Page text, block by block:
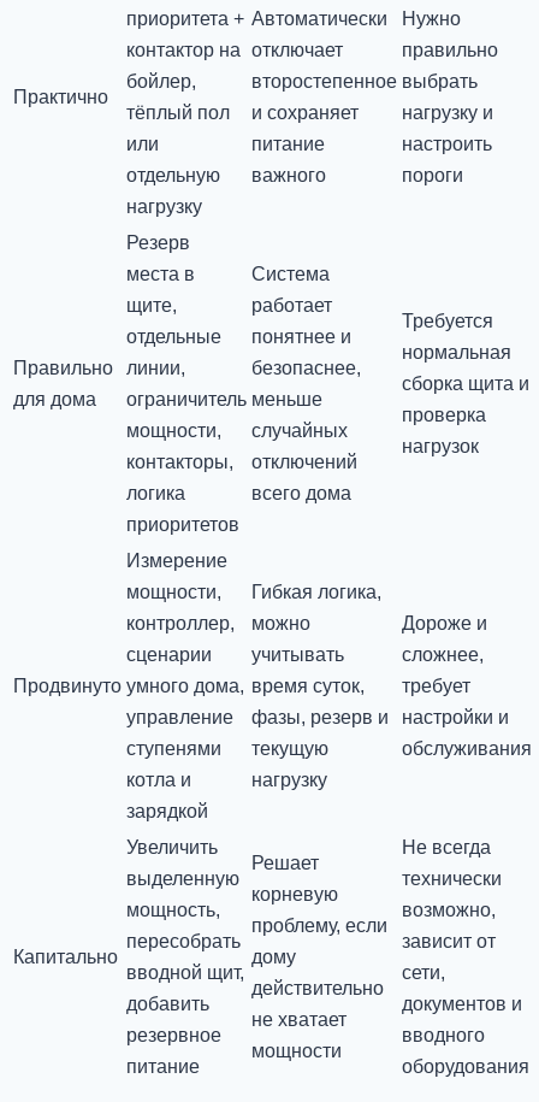
Практично
приоритета +
контактор на
бойлер,
тёплый пол
или
отдельную
нагрузку
Автоматически
отключает
второстепенное
и сохраняет
питание
важного
Нужно
правильно
выбрать
нагрузку и
настроить
пороги
Правильно
для дома
Резерв
места в
щите,
отдельные
линии,
ограничитель
мощности,
контакторы,
логика
приоритетов
Система
работает
понятнее и
безопаснее,
меньше
случайных
отключений
всего дома
Требуется
нормальная
сборка щита и
проверка
нагрузок
Продвинуто
Измерение
мощности,
контроллер,
сценарии
умного дома,
управление
ступенями
котла и
зарядкой
Гибкая логика,
можно
учитывать
время суток,
фазы, резерв и
текущую
нагрузку
Дороже и
сложнее,
требует
настройки и
обслуживания
Капитально
Увеличить
выделенную
мощность,
пересобрать
вводной щит,
добавить
резервное
питание
Решает
корневую
проблему, если
дому
действительно
не хватает
мощности
Не всегда
технически
возможно,
зависит от
сети,
документов и
вводного
оборудования